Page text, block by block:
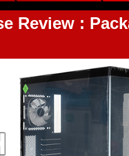
Review :